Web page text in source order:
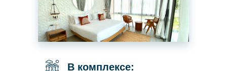
В комплексе: